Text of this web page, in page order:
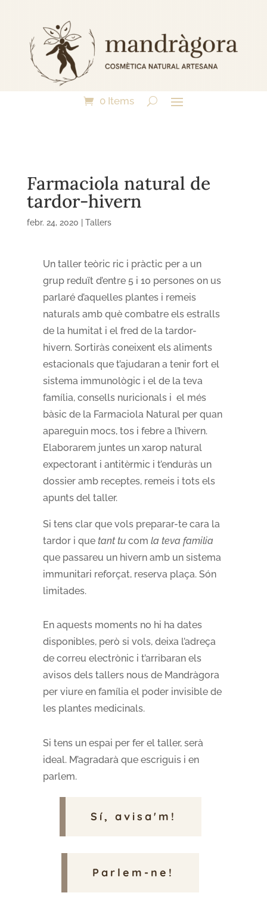
0 Items
Farmaciola natural de
tardor-hivern
febr. 24, 2020 Tallers
Un taller teòric ric i pràctic per a un
grup reduït d’entre 5 i 10 persones on us
parlaré d’aquelles plantes i remeis
naturals amb què combatre els estralls
de la humitat i el fred de la tardor-
hivern. Sortiràs coneixent els aliments
estacionals que t’ajudaran a tenir fort el
sistema immunològic i el de la teva
família, consells nuricionals i el més
bàsic de la Farmaciola Natural per quan
apareguin mocs, tos i febre a l’hivern.
Elaborarem juntes un xarop natural
expectorant i antitèrmic i t’enduràs un
dossier amb receptes, remeis i tots els
apunts del taller.
Si tens clar que vols preparar-te cara la
tardor i quetant tu comla teva familia
que passareu un hivern amb un sistema
immunitari reforçat, reserva plaça. Són
limitades.
En aquests moments no hi ha dates
disponibles, però si vols, deixa l’adreça
de correu electrònic i t’arribaran els
avisos dels tallers nous de Mandràgora
per viure en família el poder invisible de
les plantes medicinals.
Si tens un espai per fer el taller, serà
ideal. M’agradarà que escriguis i en
parlem.
Sí, avisa'm!
Parlem-ne!